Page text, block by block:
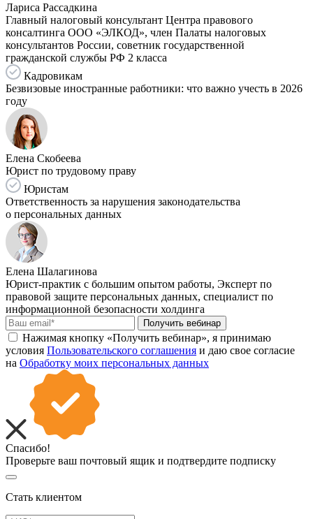
Лариса Рассадкина
Главный налоговый консультант Центра правового
консалтинга ООО «ЭЛКОД», член Палаты налоговых
консультантов России, советник государственной
гражданской службы РФ 2 класса
Кадровикам
Безвизовые иностранные работники: что важно учесть в 2026
году
Елена Скобеева
Юрист по трудовому праву
Юристам
Ответственность за нарушения законодательства
о персональных данных
Елена Шалагинова
Юрист-практик с большим опытом работы, Эксперт по
правовой защите персональных данных, специалист по
информационной безопасности холдинга
Получить вебинар
Нажимая кнопку «Получить вебинар», я принимаю
условия Пользовательского соглашения и даю свое согласие
на Обработку моих персональных данных
Спасибо!
Проверьте ваш почтовый ящик и подтвердите подписку
Стать клиентом